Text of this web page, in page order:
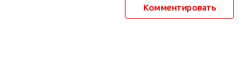
Комментировать